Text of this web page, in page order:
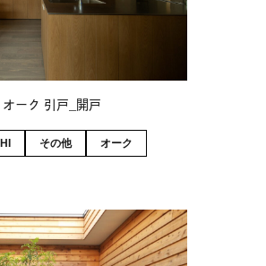
ーク 引戸_開戸
その他 オーク